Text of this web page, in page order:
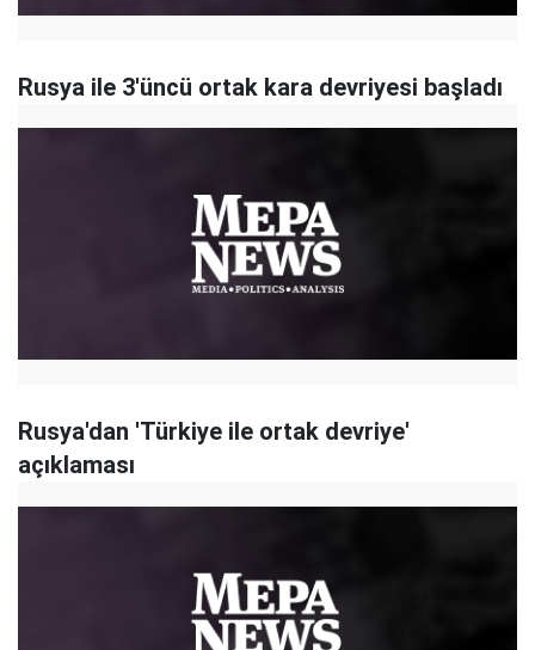
Rusya ile 3'üncü ortak kara devriyesi başladı
Rusya'dan 'Türkiye ile ortak devriye'
açıklaması